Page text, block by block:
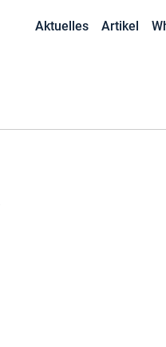
Aktuelles Artikel